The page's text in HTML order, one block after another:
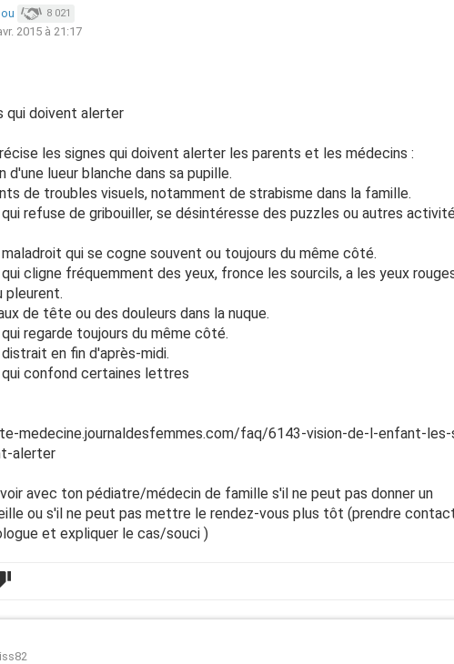
8 021
2015 à 21:17
qui doivent alerter
les signes qui doivent alerter les parents et les médecins :
d'une lueur blanche dans sa pupille.
de troubles visuels, notamment de strabisme dans la famille.
refuse de gribouiller, se désintéresse des puzzles ou autres
qui se cogne souvent ou toujours du même côté.
cligne fréquemment des yeux, fronce les sourcils, a les yeux
pleurent.
de tête ou des douleurs dans la nuque.
regarde toujours du même côté.
en fin d'après-midi.
confond certaines lettres
medecine.journaldesfemmes.com/faq/6143-vision-de-l-enfant-les-
alerter
avec ton pédiatre/médecin de famille s'il ne peut pas donner un
ou s'il ne peut pas mettre le rendez-vous plus tôt (prendre
et expliquer le cas/souci )